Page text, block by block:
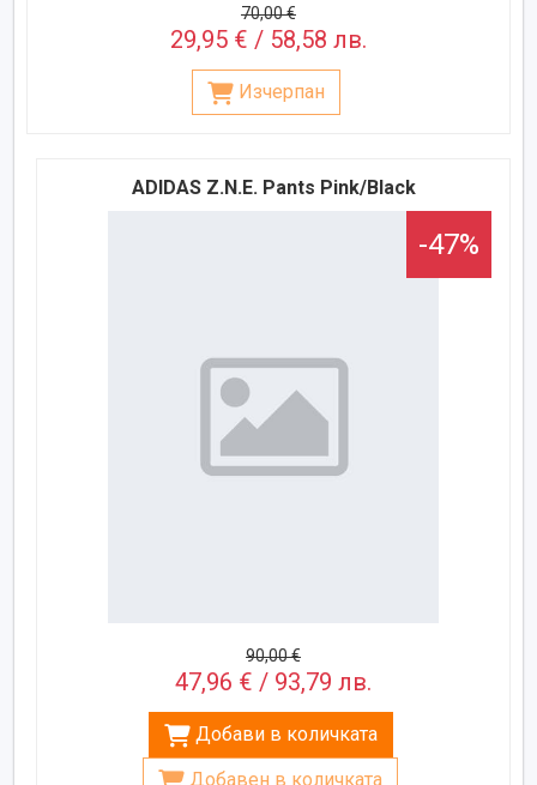
70,00 €
29,95 € / 58,58 лв.
Изчерпан
ADIDAS Z.N.E. Pants Pink/Black
-47%
90,00 €
47,96 € / 93,79 лв.
Добави в количката
Добавен в количката